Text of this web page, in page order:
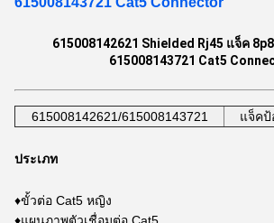
615008142621 Shielded Rj45 แจ็ค
615008143721 Cat5
615008142621/615008143721 แจ็คป้
ประเภท
♦ขั้วต่อ Cat5 หญิง